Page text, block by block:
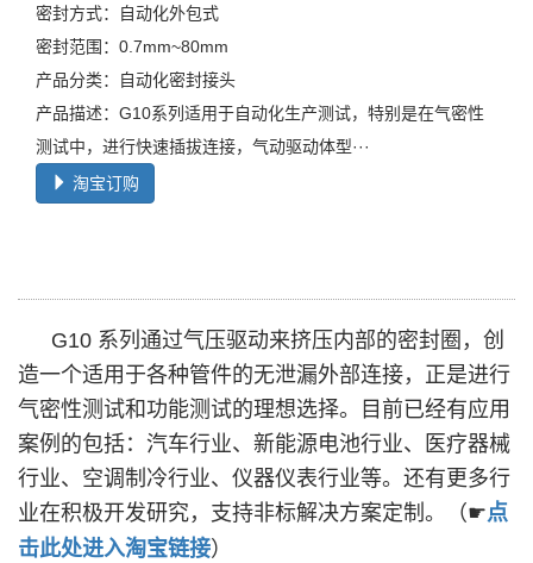
密封方式：自动化外包式
密封范围：0.7mm~80mm
产品分类：自动化密封接头
产品描述：G10系列适用于自动化生产测试，特别是在气密性
测试中，进行快速插拔连接，气动驱动体型···
淘宝订购
G10 系列通过气压驱动来挤压内部的密封圈，创
造一个适用于各种管件的无泄漏外部连接，正是进行
气密性测试和功能测试的理想选择。目前已经有应用
案例的包括：汽车行业、新能源电池行业、医疗器械
行业、空调制冷行业、仪器仪表行业等。还有更多行
业在积极开发研究，支持非标解决方案定制。
（☛点
击此处进入淘宝链接）